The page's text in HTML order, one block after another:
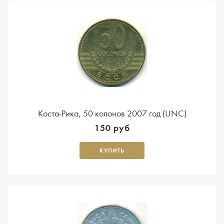
Коста-Рика, 50 колонов 2007 год (UNC)
150 руб
КУПИТЬ